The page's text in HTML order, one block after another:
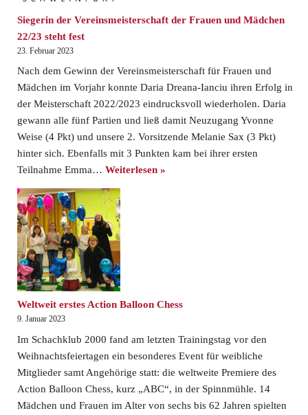
Siegerin der Vereinsmeisterschaft der Frauen und Mädchen
22/23 steht fest
23. Februar 2023
Nach dem Gewinn der Vereinsmeisterschaft für Frauen und
Mädchen im Vorjahr konnte Daria Dreana-Ianciu ihren Erfolg in
der Meisterschaft 2022/2023 eindrucksvoll wiederholen. Daria
gewann alle fünf Partien und ließ damit Neuzugang Yvonne
Weise (4 Pkt) und unsere 2. Vorsitzende Melanie Sax (3 Pkt)
hinter sich. Ebenfalls mit 3 Punkten kam bei ihrer ersten
Teilnahme Emma… Weiterlesen »
Weltweit erstes Action Balloon Chess
9. Januar 2023
Im Schachklub 2000 fand am letzten Trainingstag vor den
Weihnachtsfeiertagen ein besonderes Event für weibliche
Mitglieder samt Angehörige statt: die weltweite Premiere des
Action Balloon Chess, kurz „ABC“, in der Spinnmühle. 14
Mädchen und Frauen im Alter von sechs bis 62 Jahren spielten